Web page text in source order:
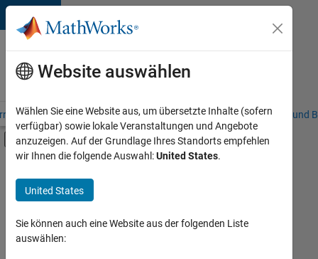
Weiter zum Inhalt
Karriere
bei
MathWorks
– Übersicht Stellensuche Niederlassungen Studierende und
Umschaltung für Off-Canvas-
Hauptinhalt
Programm für Berufseinsteiger (EDG)
Advanced Support
Information Technology
Infrastructure and Architecture
+7
Website auswählen
Wählen Sie eine Website aus, um übersetzte Inhalte (sofern
verfügbar) sowie lokale Veranstaltungen und Angebote
anzuzeigen. Auf der Grundlage Ihres Standorts empfehlen
wir Ihnen die folgende Auswahl:United States.
United States
Sie können auch eine Website aus der folgenden Liste
auswählen: